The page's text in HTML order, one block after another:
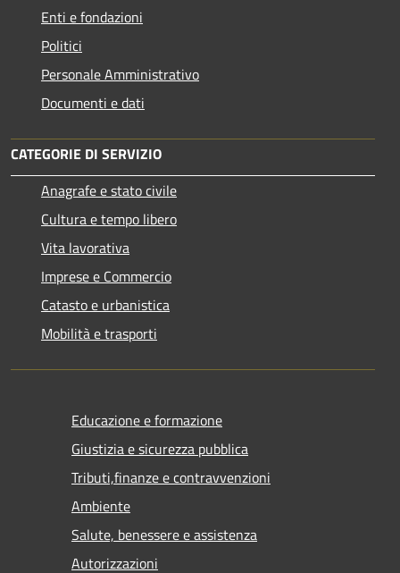
Enti e fondazioni
Politici
Personale Amministrativo
Documenti e dati
CATEGORIE DI SERVIZIO
Anagrafe e stato civile
Cultura e tempo libero
Vita lavorativa
Imprese e Commercio
Catasto e urbanistica
Mobilità e trasporti
Educazione e formazione
Giustizia e sicurezza pubblica
Tributi,finanze e contravvenzioni
Ambiente
Salute, benessere e assistenza
Autorizzazioni